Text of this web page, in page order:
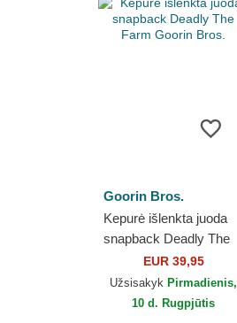
Goorin Bros.
Kepurė išlenkta juoda
snapback Deadly The
Farm Goorin Bros.
EUR 39,95
Užsisakyk Pirmadienis,
10 d. Rugpjūtis